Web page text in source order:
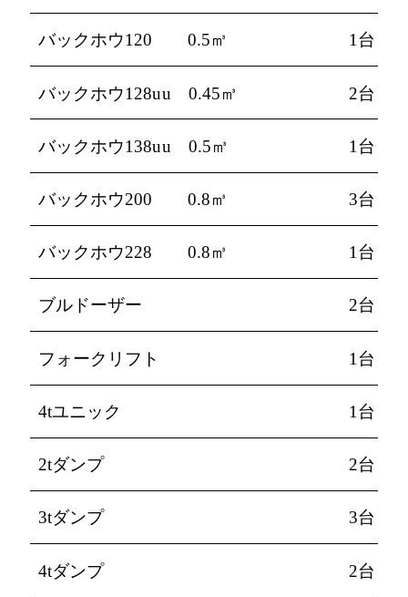
バックホウ120 0.5㎥ 1台
バックホウ128uu 0.45㎥ 2台
バックホウ138uu 0.5㎥ 1台
バックホウ200 0.8㎥ 3台
バックホウ228 0.8㎥ 1台
ブルドーザー 2台
フォークリフト 1台
4tユニック 1台
2tダンプ 2台
3tダンプ 3台
4tダンプ 2台